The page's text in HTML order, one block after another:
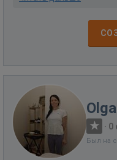
· 0
Был на